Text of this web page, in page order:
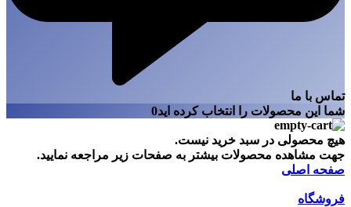
تماس با ما
شما این محصولات را انتخاب کرده اید0
هیچ محصولی در سبد خرید نیست.
جهت مشاهده محصولات بیشتر به صفحات زیر مراجعه نمایید.
صفحه اصلی
فروشگاه